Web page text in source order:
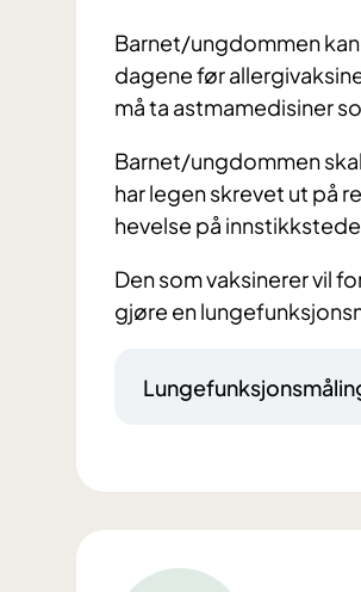
Barnet/ungdommen
dagene før
må ta astmamedisiner
Barnet/ungdommen
har legen skrevet ut på
hevelse på
Den som vaksinerer vil
gjøre en